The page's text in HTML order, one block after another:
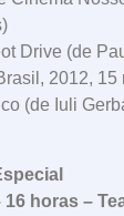
Drive (de
2012, 15
(de Iuli
16 horas –